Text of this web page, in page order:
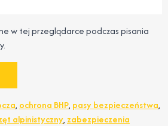
w tej przeglądarce podczas pisania
, ochrona BHP, pasy bezpieczeństwa,
alpinistyczny, zabezpieczenia